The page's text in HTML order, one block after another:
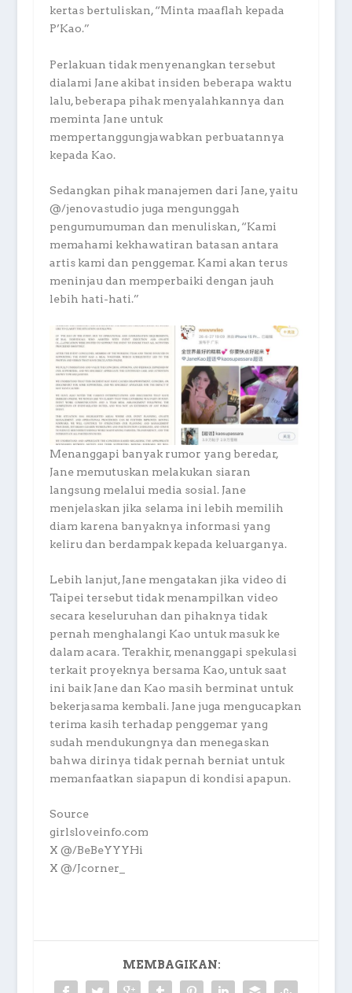
kertas bertuliskan, “Minta maaflah kepada
P’Kao.”
Perlakuan tidak menyenangkan tersebut
dialami Jane akibat insiden beberapa waktu
lalu, beberapa pihak menyalahkannya dan
meminta Jane untuk
mempertanggungjawabkan perbuatannya
kepada Kao.
Sedangkan pihak manajemen dari Jane, yaitu
@/jenovastudio juga mengunggah
pengumumuman dan menuliskan, “Kami
memahami kekhawatiran batasan antara
artis kami dan penggemar. Kami akan terus
meninjau dan memperbaiki dengan jauh
lebih hati-hati.”
Menanggapi banyak rumor yang beredar,
Jane memutuskan melakukan siaran
langsung melalui media sosial. Jane
menjelaskan jika selama ini lebih memilih
diam karena banyaknya informasi yang
keliru dan berdampak kepada keluarganya.
Lebih lanjut, Jane mengatakan jika video di
Taipei tersebut tidak menampilkan video
secara keseluruhan dan pihaknya tidak
pernah menghalangi Kao untuk masuk ke
dalam acara. Terakhir, menanggapi spekulasi
terkait proyeknya bersama Kao, untuk saat
ini baik Jane dan Kao masih berminat untuk
bekerjasama kembali. Jane juga mengucapkan
terima kasih terhadap penggemar yang
sudah mendukungnya dan menegaskan
bahwa dirinya tidak pernah berniat untuk
memanfaatkan siapapun di kondisi apapun.
Source
girlsloveinfo.com
X @/BeBeYYYHi
X @/Jcorner_
MEMBAGIKAN: